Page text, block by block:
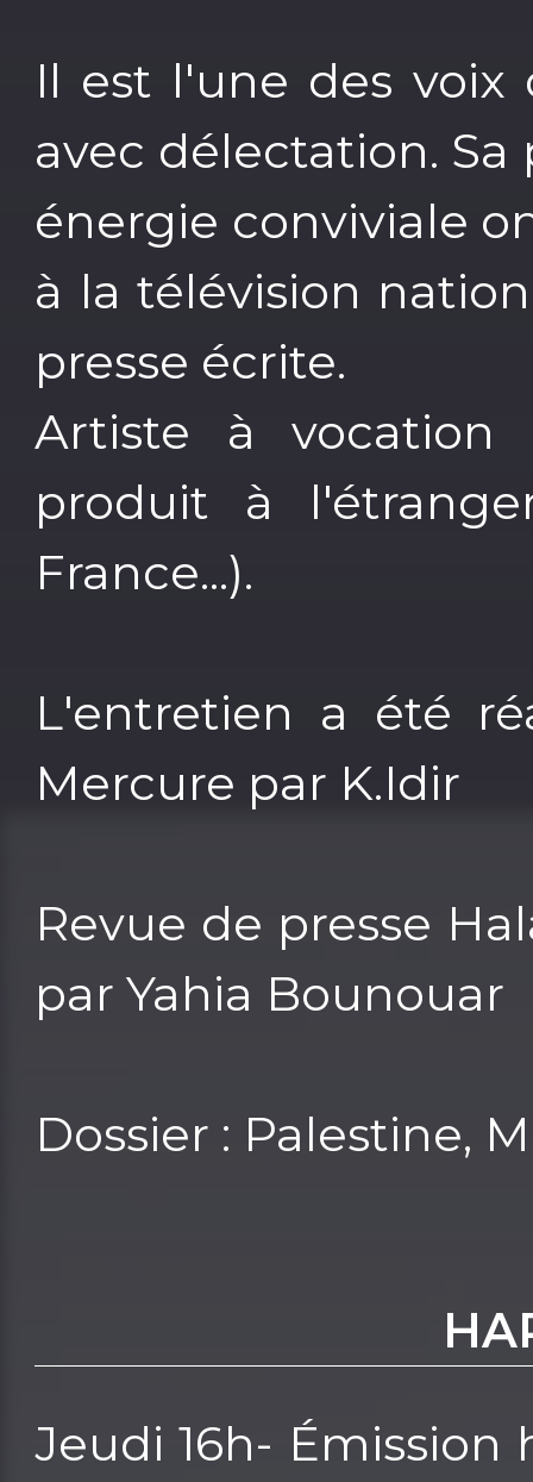
Il est l'une des voix
avec délectation.
énergie conviviale
à la télévision
presse écrite.
Artiste à vocation
produit à
France...).
L'entretien a été
Mercure par K.Idir
Revue de presse
par Yahia Bounouar
Dossier : Palestine,
Jeudi 16h-